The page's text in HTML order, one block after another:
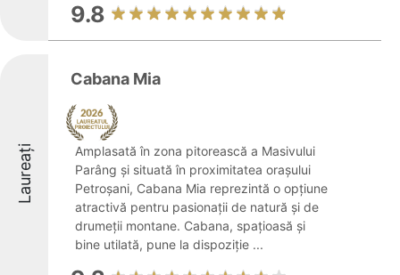
9.8
Laureați
Cabana Mia
Amplasată în zona pitorească a Masivului
Parâng și situată în proximitatea orașului
Petroșani, Cabana Mia reprezintă o opțiune
atractivă pentru pasionații de natură și de
drumeții montane. Cabana, spațioasă și
bine utilată, pune la dispoziție ...